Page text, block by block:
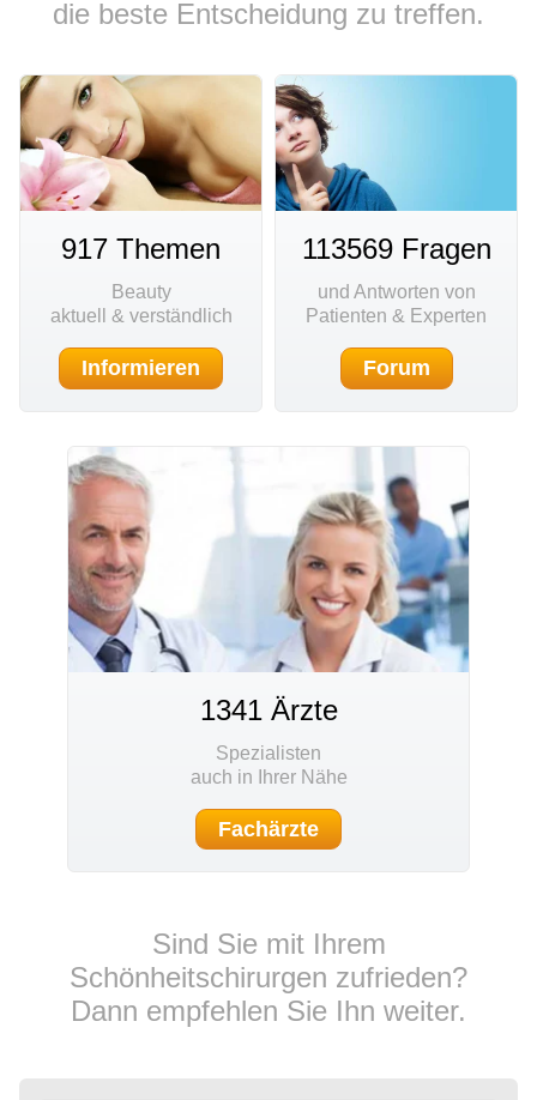
die beste Entscheidung zu treffen.
917 Themen
Beauty
aktuell & verständlich
Informieren
113569 Fragen
und Antworten von
Patienten & Experten
Forum
1341 Ärzte
Spezialisten
auch in Ihrer Nähe
Fachärzte
Sind Sie mit Ihrem
Schönheitschirurgen zufrieden?
Dann empfehlen Sie Ihn weiter.